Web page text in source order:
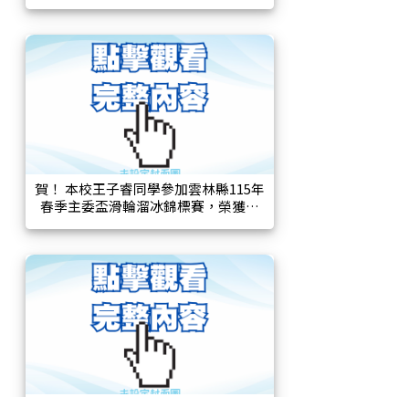
級乙組第一名。
賀！ 本校王子睿同學參加雲林縣115年
春季主委盃滑輪溜冰錦標賽，榮獲國
二名、400公尺計時賽第二名。